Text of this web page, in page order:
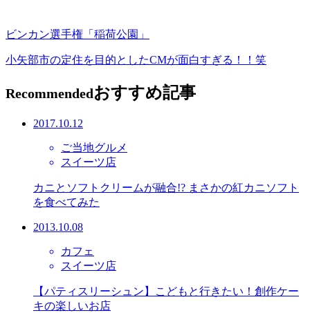
ビンカン選手権「稲荷公園」
小矢部市の定住を目的としたCMが面白すぎる！！笑
Recommendedおすすめ記事
2017.10.12
ご当地グルメ
スイーツ店
カニとソフトクリームが融合!? まさかの紅カニソフト
を食べてみた
2013.10.08
カフェ
スイーツ店
【パティスリーシュン】こどもと行きたい！創作ケー
キの楽しいお店